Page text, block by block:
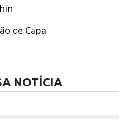
de Capa
NOTÍCIA